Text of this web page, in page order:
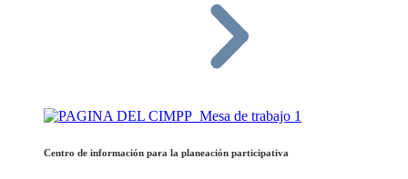
Centro de información para la planeación participativa